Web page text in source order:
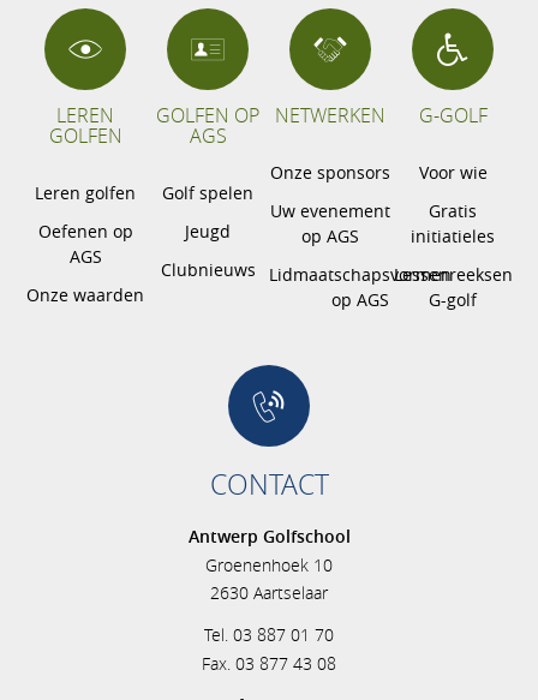
LEREN
GOLFEN
Leren golfen
Oefenen op
AGS
Onze waarden
GOLFEN OP
AGS
Golf spelen
Jeugd
Clubnieuws
NETWERKEN
Onze sponsors
Uw evenement
op AGS
Lidmaatschapsvormen
op AGS
G-GOLF
Voor wie
Gratis
initiatieles
Lessenreeksen
G-golf
CONTACT
Antwerp Golfschool
Groenenhoek 10
2630 Aartselaar
Tel. 03 887 01 70
Fax. 03 877 43 08